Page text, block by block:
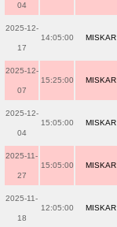
04
2025-12-
17
14:05:00 MISKAR
2025-12-
07
15:25:00 MISKAR
2025-12-
04
15:05:00 MISKAR
2025-11-
27
15:05:00 MISKAR
2025-11-
18
12:05:00 MISKAR